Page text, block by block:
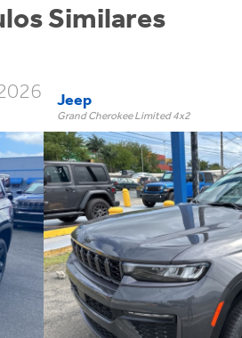
Similares
Jeep
Grand Cherokee Limited 4x2
Trim: Limited 4x2
Trans: Automatic
Color: Gray
Precio: $69,995
OR BEST OFFER